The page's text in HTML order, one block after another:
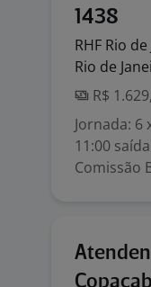
1438
RHF Rio
Rio de
R$
Jornada: 6
11:00
Comissão